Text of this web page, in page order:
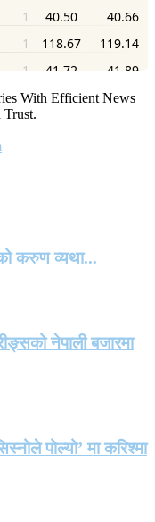
With Efficient News
Trust.
करुण व्यथा...
नेपाली बजारमा
पोल्यो’ मा करिश्मा